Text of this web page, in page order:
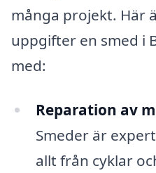
många projekt. Här
uppgifter en smed i
med:
Reparation av
Smeder är
allt från cyklar